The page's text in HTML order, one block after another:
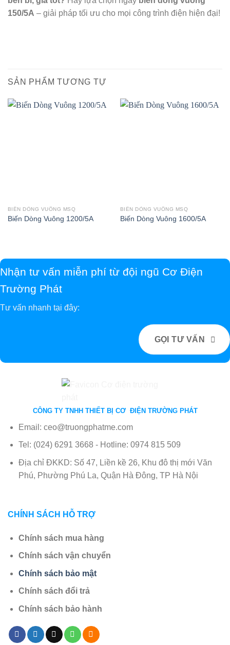
150/5A – giải pháp tối ưu cho mọi công trình điện hiện đại!
SẢN PHẨM TƯƠNG TỰ
BIẾN DÒNG VUÔNG MSQ
Biến Dòng Vuông 1200/5A
BIẾN DÒNG VUÔNG MSQ
Biến Dòng Vuông 1600/5A
Nhận tư vấn miễn phí từ đội ngũ Cơ Điện
Trường Phát
Tư vấn nhanh tại đây:
GỌI TƯ VẤN
CÔNG TY TNHH THIẾT BỊ CƠ ĐIỆN TRƯỜNG PHÁT
Email: ceo@truongphatme.com
Tel: (024) 6291 3668 - Hotline: 0974 815 509
Địa chỉ ĐKKD: Số 47, Liền kề 26, Khu đô thị mới Văn
Phú, Phường Phú La, Quận Hà Đông, TP Hà Nội
CHÍNH SÁCH HỖ TRỢ
Chính sách mua hàng
Chính sách vận chuyển
Chính sách bảo mật
Chính sách đổi trả
Chính sách bảo hành